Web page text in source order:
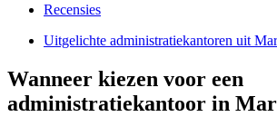
Recensies
Uitgelichte administratiekantoren uit
Wanneer kiezen voor een
administratiekantoor in